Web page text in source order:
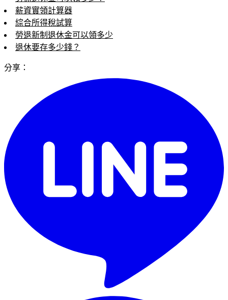
薪資實領計算器
綜合所得稅試算
勞退新制退休金可以領多少
退休要存多少錢？
分享：